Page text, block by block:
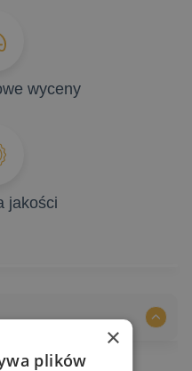
wyceny
jakości
×
plików